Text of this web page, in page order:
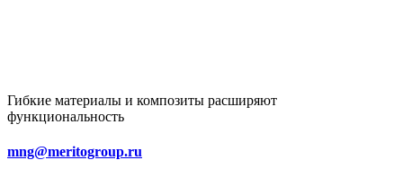
Гибкие материалы и композиты расширяют
функциональность
mng@meritogroup.ru